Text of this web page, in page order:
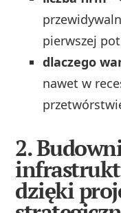
pierwszej
dlaczego
nawet w
2.
dzięki